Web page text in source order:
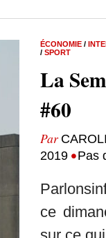
ÉCONOMIE/
/ SPORT
La
#60
Par
2019 •Pas
ce